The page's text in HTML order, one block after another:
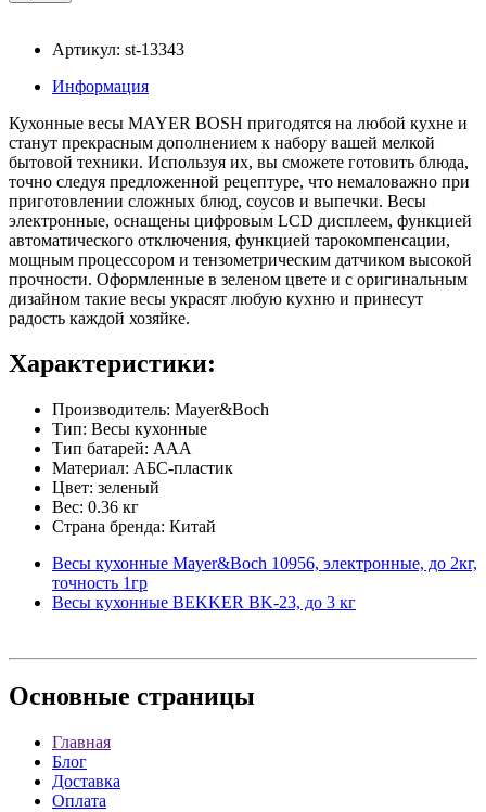
Артикул: st-13343
Информация
Кухонные весы MAYER BOSH пригодятся на любой кухне и
станут прекрасным дополнением к набору вашей мелкой
бытовой техники. Используя их, вы сможете готовить блюда,
точно следуя предложенной рецептуре, что немаловажно при
приготовлении сложных блюд, соусов и выпечки. Весы
электронные, оснащены цифровым LCD дисплеем, функцией
автоматического отключения, функцией тарокомпенсации,
мощным процессором и тензометрическим датчиком высокой
прочности. Оформленные в зеленом цвете и с оригинальным
дизайном такие весы украсят любую кухню и принесут
радость каждой хозяйке.
Характеристики:
Производитель: Mayer&Boch
Тип: Весы кухонные
Тип батарей: AAA
Материал: АБС-пластик
Цвет: зеленый
Вес: 0.36 кг
Страна бренда: Китай
Весы кухонные Mayer&Boch 10956, электронные, до 2кг,
точность 1гр
Весы кухонные BEKKER BK-23, до 3 кг
Основные страницы
Главная
Блог
Доставка
Оплата